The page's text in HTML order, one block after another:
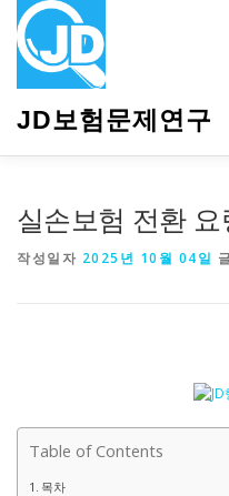
JD보험문제연구
실손보험 전환
작성일자 2025년 10월 04일
Table of Contents
목차